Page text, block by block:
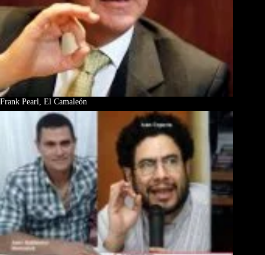
Frank Pearl, El Camaleón